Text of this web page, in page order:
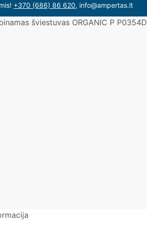
+370 (686) 86 620, info@ampertas.lt
šviestuvas ORGANIC P P0354D